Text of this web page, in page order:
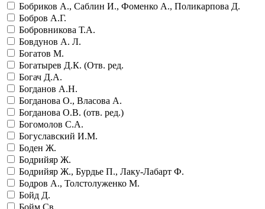
Бобриков А., Саблин И., Фоменко А., Поликарпова Д.
Бобров А.Г.
Бобровникова Т.А.
Бовдунов А. Л.
Богатов М.
Богатырев Д.К. (Отв. ред.
Богач Д.А.
Богданов А.Н.
Богданова О., Власова А.
Богданова О.В. (отв. ред.)
Богомолов С.А.
Богуславский И.М.
Боден Ж.
Бодрийяр Ж.
Бодрийяр Ж., Бурдье П., Лаку-Лабарт Ф.
Бодров А., Толстолуженко М.
Бойд Д.
Бойм Св.